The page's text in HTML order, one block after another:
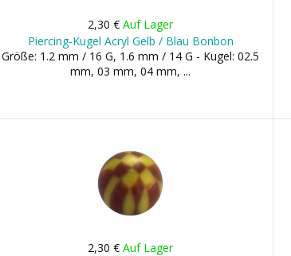
2,30 €Auf Lager
Piercing-Kugel Acryl Gelb / Blau Bonbon
Größe: 1.2 mm / 16 G, 1.6 mm / 14 G - Kugel: 02.5
mm, 03 mm, 04 mm, ...
2,30 €Auf Lager